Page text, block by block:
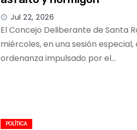
Jul 22, 2026
El Concejo Deliberante de Santa
miércoles, en una sesión
ordenanza impulsado por el…
POLÍTICA